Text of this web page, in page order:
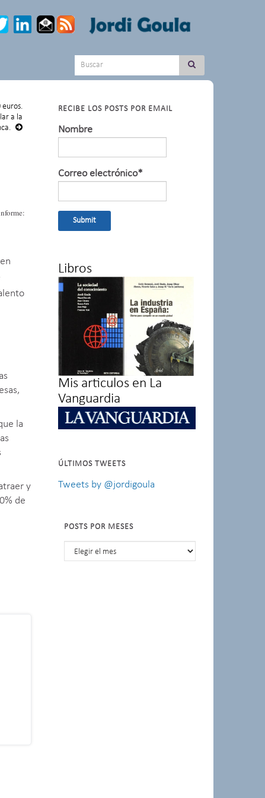
Search for:
euros.
a la
la
y
de
RECIBE LOS POSTS POR EMAIL
Nombre
Correo electrónico*
Libros
Mis articulos en La
Vanguardia
ÚLTIMOS TWEETS
Tweets by @jordigoula
POSTS POR MESES
Posts por meses